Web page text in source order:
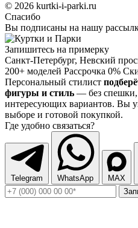
© 2026 kurtki-i-parki.ru
Спасибо
Вы подписаны на нашу
Запишитесь на примерку
Санкт-Петербург, Невский
200+ моделей Рассрочка 0%
Персональный стилист
фигуры и стиль — без спешки,
интересующих вариантов. Вы
выборе и готовой покупкой.
Где удобно связаться?
Telegram WhatsApp MAX